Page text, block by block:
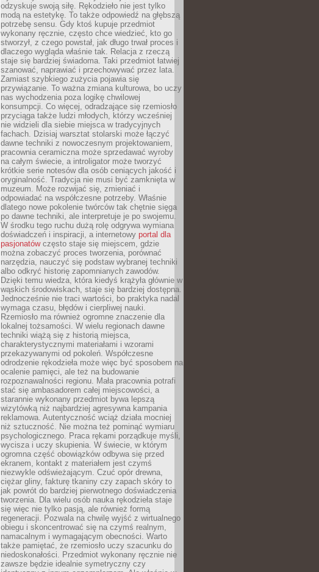
odzyskuje swoją siłę. Rękodzieło nie jest tylko
modą na estetykę. To także odpowiedź na głębszą
potrzebę sensu. Gdy ktoś kupuje przedmiot
wykonany ręcznie, często chce wiedzieć, kto go
stworzył, z czego powstał, jak długo trwał proces i
dlaczego wygląda właśnie tak. Relacja z rzeczą
staje się bardziej świadoma. Taki przedmiot łatwiej
szanować, naprawiać i przechowywać przez lata.
Zamiast szybkiego zużycia pojawia się
przywiązanie. To ważna zmiana kulturowa, bo uczy
nas wychodzenia poza logikę chwilowej
konsumpcji. Co więcej, odradzające się rzemiosło
przyciąga także ludzi młodych, którzy wcześniej
nie widzieli dla siebie miejsca w tradycyjnych
fachach. Dzisiaj warsztat stolarski może łączyć
dawne techniki z nowoczesnym projektowaniem,
pracownia ceramiczna może sprzedawać wyroby
na całym świecie, a introligator może tworzyć
krótkie serie notesów dla osób ceniących jakość i
oryginalność. Tradycja nie musi być zamknięta w
muzeum. Może rozwijać się, zmieniać i
odpowiadać na współczesne potrzeby. Właśnie
dlatego nowe pokolenie twórców tak chętnie sięga
po dawne techniki, ale interpretuje je po swojemu.
W środku tego ruchu dużą rolę odgrywa wymiana
doświadczeń i inspiracji, a internetowy portal dla
pasjonatówczęsto staje się miejscem, gdzie
można zobaczyć proces tworzenia, porównać
narzędzia, nauczyć się podstaw wybranej techniki
albo odkryć historię zapomnianych zawodów.
Dzięki temu wiedza, która kiedyś krążyła głównie w
wąskich środowiskach, staje się bardziej dostępna.
Jednocześnie nie traci wartości, bo praktyka nadal
wymaga czasu, błędów i cierpliwej nauki.
Rzemiosło ma również ogromne znaczenie dla
lokalnej tożsamości. W wielu regionach dawne
techniki wiążą się z historią miejsca,
charakterystycznymi materiałami i wzorami
przekazywanymi od pokoleń. Współczesne
odrodzenie rękodzieła może więc być sposobem na
ocalenie pamięci, ale też na budowanie
rozpoznawalności regionu. Mała pracownia potrafi
stać się ambasadorem całej miejscowości, a
starannie wykonany przedmiot bywa lepszą
wizytówką niż najbardziej agresywna kampania
reklamowa. Autentyczność wciąż działa mocniej
niż sztuczność. Nie można też pominąć wymiaru
psychologicznego. Praca rękami porządkuje myśli,
wycisza i uczy skupienia. W świecie, w którym
ogromna część obowiązków odbywa się przed
ekranem, kontakt z materiałem jest czymś
niezwykle odświeżającym. Czuć opór drewna,
ciężar gliny, fakturę tkaniny czy zapach skóry to
jak powrót do bardziej pierwotnego doświadczenia
tworzenia. Dla wielu osób nauka rękodzieła staje
się więc nie tylko pasją, ale również formą
regeneracji. Pozwala na chwilę wyjść z wirtualnego
obiegu i skoncentrować się na czymś realnym,
namacalnym i wymagającym obecności. Warto
także pamiętać, że rzemiosło uczy szacunku do
niedoskonałości. Przedmiot wykonany ręcznie nie
zawsze będzie idealnie symetryczny czy